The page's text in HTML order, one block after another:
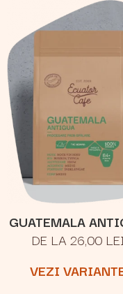
GUATEMALA
LOS
DE LA 26,00
VEZI